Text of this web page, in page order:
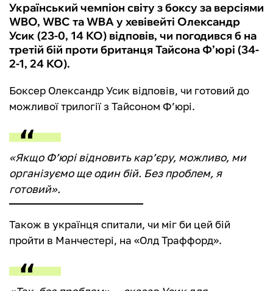
Український чемпіон світу з боксу за версіями
WBO, WBC та WBA у хевівейті Олександр
Усик (23-0, 14 КО) відповів, чи погодився б на
третій бій проти британця Тайсона Ф’юрі (34-
2-1, 24 КО).
Боксер Олександр Усик відповів, чи готовий до
можливої трилогії з Тайсоном Ф’юрі.
«Якщо Ф’юрі відновить кар’єру, можливо, ми
організуємо ще один бій. Без проблем, я
готовий».
Також в українця спитали, чи міг би цей бій
пройти в Манчестері, на «Олд Траффорд».